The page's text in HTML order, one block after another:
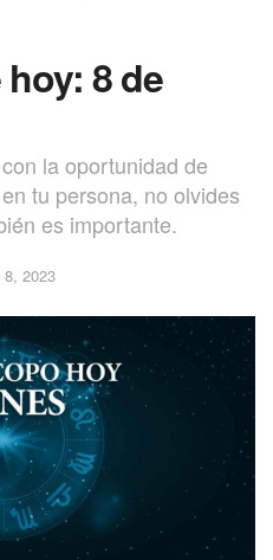
8 de
la oportunidad de
tu persona, no olvides
es importante.
8, 2023